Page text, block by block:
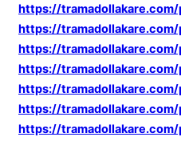
https://
https://
https://
https://
https://
https://
https://